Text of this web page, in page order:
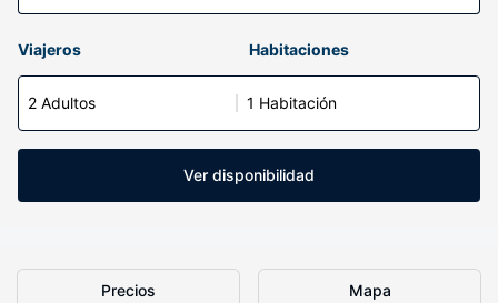
Viajeros Habitaciones
2 Adultos 1 Habitación
Ver disponibilidad
Precios Mapa